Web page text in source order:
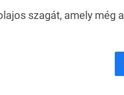
szagát, amely még a